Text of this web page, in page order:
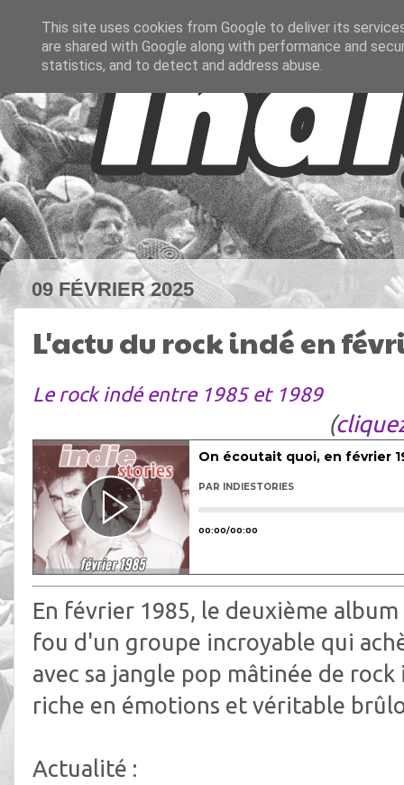
09 FÉVRIER 2025
L'actu du rock indé en
Le rock indé entre 1985 et 1989
(
En février 1985, le deuxième
fou d'un groupe incroyable qui
avec sa jangle pop mâtinée de
riche en émotions et véritable
Actualité :
This site uses cookies from Google to deliver its
are shared with Google along with performance and
statistics, and to detect and address abuse.